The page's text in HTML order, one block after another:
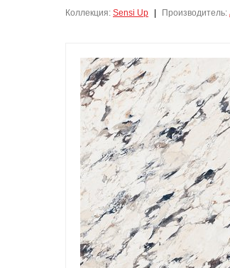
Коллекция: Sensi Up Производитель: